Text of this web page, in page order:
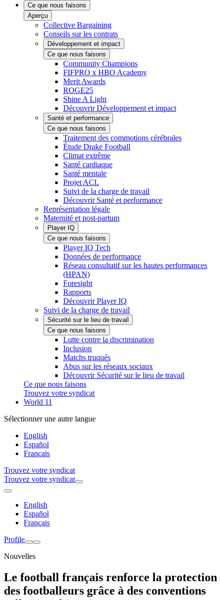
Ce que nous faisons
Aperçu
Collective Bargaining
Conseils sur les contrats
Développement et impact
Ce que nous faisons
Community Champions
FIFPRO x HBO Academy
Merit Awards
ROGE25
Shine A Light
Découvrir Développement et impact
Santé et performance
Ce que nous faisons
Traitement des commotions cérébrales
Étude Drake Football
Climat extrême
Santé cardiaque
Santé mentale
Projet ACL
Suivi de la charge de travail
Découvrir Santé et performance
Représentation légale
Maternité et post-partum
Player IQ
Ce que nous faisons
Player IQ Tech
Données de performance
Réseau consultatif sur les hautes performances
(HPAN)
Foresight
Rapports
Découvrir Player IQ
Suivi de la charge de travail
Sécurité sur le lieu de travail
Ce que nous faisons
Lutte contre la discrimination
Inclusion
Matchs truqués
Abus sur les réseaux sociaux
Découvrir Sécurité sur le lieu de travail
Ce que nous faisons
Trouvez votre syndicat
World 11
Sélectionner une autre langue
English
Español
Français
Trouvez votre syndicat
Trouvez votre syndicat
English
Español
Français
Profile
Nouvelles
Le football français renforce la protection
des footballeurs grâce à des conventions